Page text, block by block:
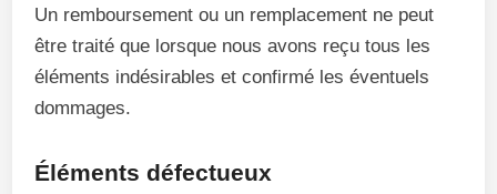
Un remboursement ou un remplacement ne peut
être traité que lorsque nous avons reçu tous les
éléments indésirables et confirmé les éventuels
dommages.
Éléments défectueux